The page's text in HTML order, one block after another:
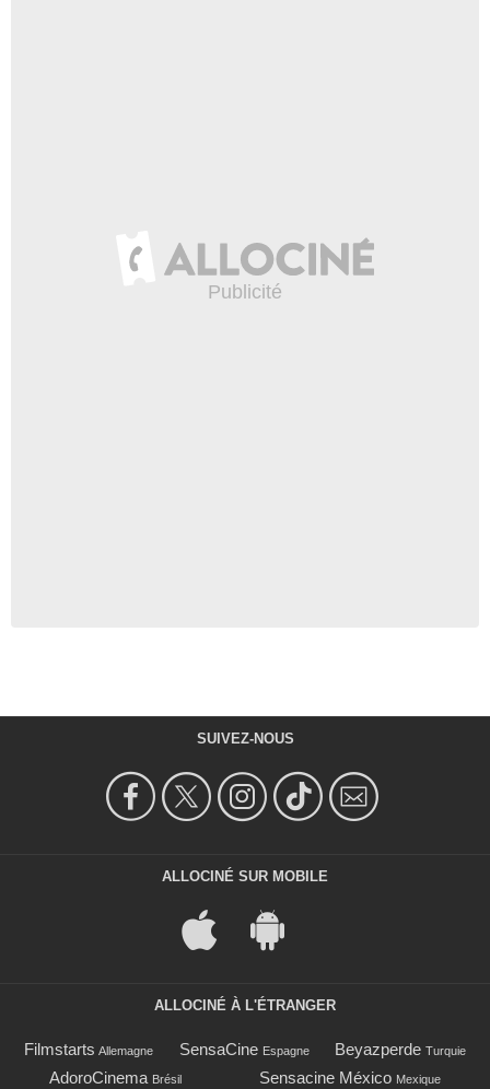
SUIVEZ-NOUS
ALLOCINÉ SUR MOBILE
ALLOCINÉ À L'ÉTRANGER
Filmstarts Allemagne SensaCine Espagne Beyazperde Turquie
AdoroCinema Brésil Sensacine México Mexique